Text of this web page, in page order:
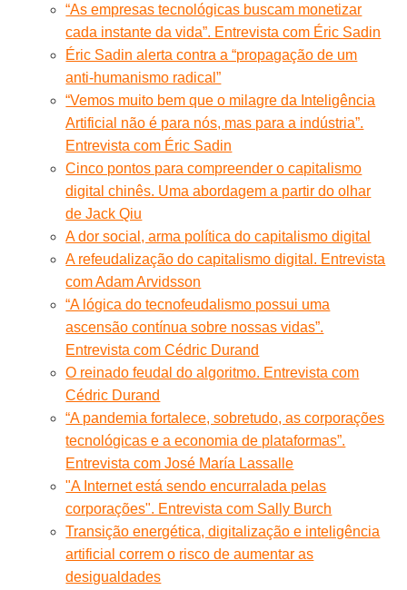
“As empresas tecnológicas buscam monetizar
cada instante da vida”. Entrevista com Éric Sadin
Éric Sadin alerta contra a “propagação de um
anti-humanismo radical”
“Vemos muito bem que o milagre da Inteligência
Artificial não é para nós, mas para a indústria”.
Entrevista com Éric Sadin
Cinco pontos para compreender o capitalismo
digital chinês. Uma abordagem a partir do olhar
de Jack Qiu
A dor social, arma política do capitalismo digital
A refeudalização do capitalismo digital. Entrevista
com Adam Arvidsson
“A lógica do tecnofeudalismo possui uma
ascensão contínua sobre nossas vidas”.
Entrevista com Cédric Durand
O reinado feudal do algoritmo. Entrevista com
Cédric Durand
“A pandemia fortalece, sobretudo, as corporações
tecnológicas e a economia de plataformas”.
Entrevista com José María Lassalle
"A Internet está sendo encurralada pelas
corporações". Entrevista com Sally Burch
Transição energética, digitalização e inteligência
artificial correm o risco de aumentar as
desigualdades